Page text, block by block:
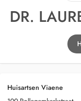
DR.
Huisartsen Viaene